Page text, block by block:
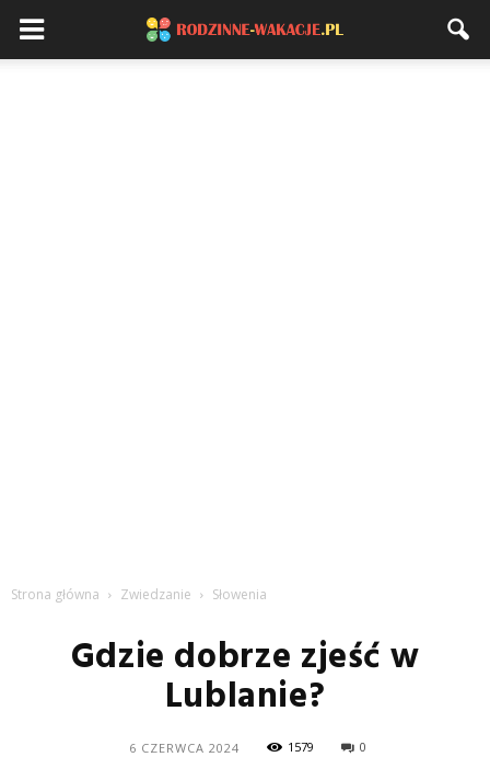
Strona główna Zwiedzanie Słowenia
Gdzie dobrze zjeść w
Lublanie?
6 CZERWCA 2024 1579 0